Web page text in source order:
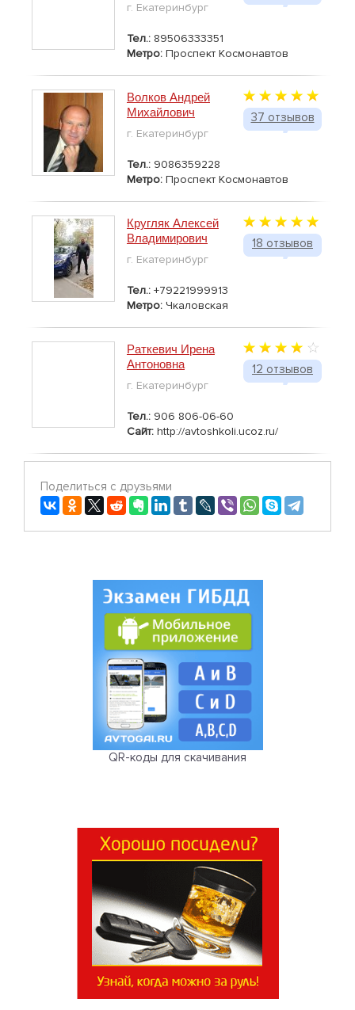
г. Екатеринбург
Тел.: 89506333351
Метро: Проспект Космонавтов
37 отзывов
Волков Андрей
Михайлович
г. Екатеринбург
Тел.: 9086359228
Метро: Проспект Космонавтов
18 отзывов
Кругляк Алексей
Владимирович
г. Екатеринбург
Тел.: +79221999913
Метро: Чкаловская
12 отзывов
Раткевич Ирена
Антоновна
г. Екатеринбург
Тел.: 906 806-06-60
Сайт: http://avtoshkoli.ucoz.ru/
Поделиться с друзьями
QR-коды для скачивания